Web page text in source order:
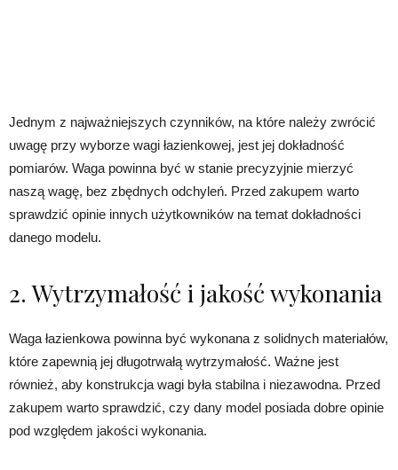
Jednym z najważniejszych czynników, na które należy zwrócić
uwagę przy wyborze wagi łazienkowej, jest jej dokładność
pomiarów. Waga powinna być w stanie precyzyjnie mierzyć
naszą wagę, bez zbędnych odchyleń. Przed zakupem warto
sprawdzić opinie innych użytkowników na temat dokładności
danego modelu.
2. Wytrzymałość i jakość wykonania
Waga łazienkowa powinna być wykonana z solidnych materiałów,
które zapewnią jej długotrwałą wytrzymałość. Ważne jest
również, aby konstrukcja wagi była stabilna i niezawodna. Przed
zakupem warto sprawdzić, czy dany model posiada dobre opinie
pod względem jakości wykonania.